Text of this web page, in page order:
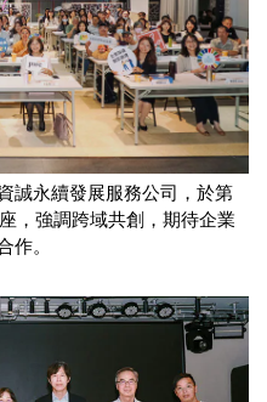
誠永續發展服務公司，於第
，強調跨域共創，期待企業
作。